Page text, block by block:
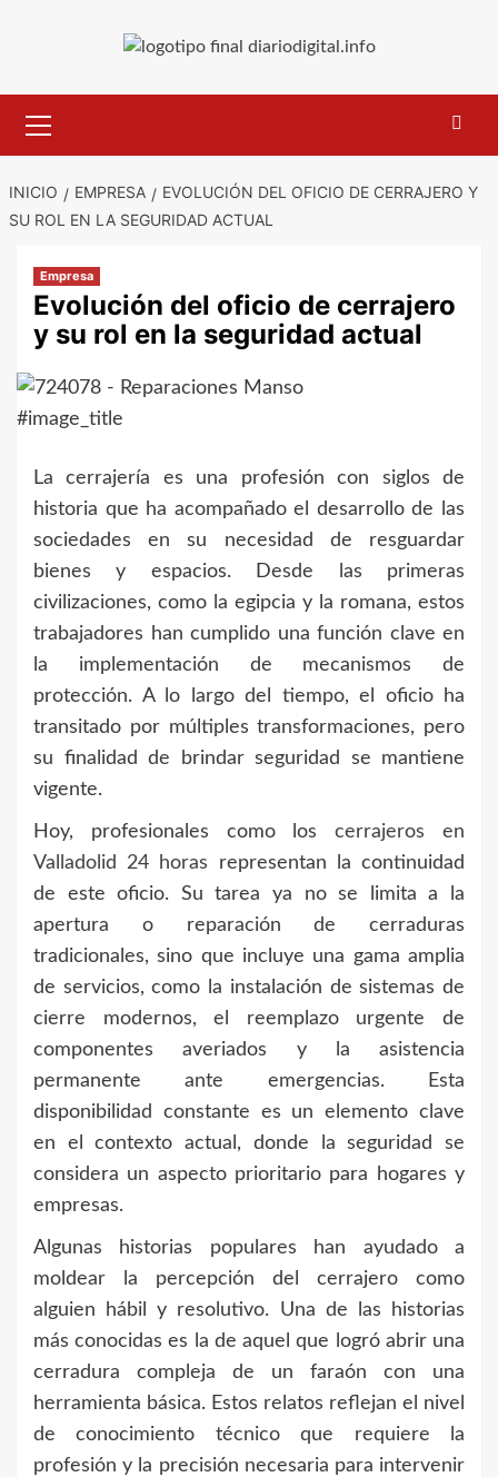
primario
INICIO EMPRESA
EVOLUCIÓN DEL OFICIO DE CERRAJERO Y
SU ROL EN LA SEGURIDAD ACTUAL
Empresa
Evolución del oficio de cerrajero
y su rol en la seguridad actual
#image_title
La cerrajería es una profesión con siglos de
historia que ha acompañado el desarrollo de las
sociedades en su necesidad de resguardar
bienes y espacios. Desde las primeras
civilizaciones, como la egipcia y la romana, estos
trabajadores han cumplido una función clave en
la implementación de mecanismos de
protección. A lo largo del tiempo, el oficio ha
transitado por múltiples transformaciones, pero
su finalidad de brindar seguridad se mantiene
vigente.
Hoy, profesionales como loscerrajeros en
Valladolid 24 horas representan la continuidad
de este oficio. Su tarea ya no se limita a la
apertura o reparación de cerraduras
tradicionales, sino que incluye una gama amplia
de servicios, como la instalación de sistemas de
cierre modernos, el reemplazo urgente de
componentes averiados y la asistencia
permanente ante emergencias. Esta
disponibilidad constante es un elemento clave
en el contexto actual, donde la seguridad se
considera un aspecto prioritario para hogares y
empresas.
Algunas historias populares han ayudado a
moldear la percepción del cerrajero como
alguien hábil y resolutivo. Una de las historias
más conocidas es la de aquel que logró abrir una
cerradura compleja de un faraón con una
herramienta básica. Estos relatos reflejan el nivel
de conocimiento técnico que requiere la
profesión y la precisión necesaria para intervenir